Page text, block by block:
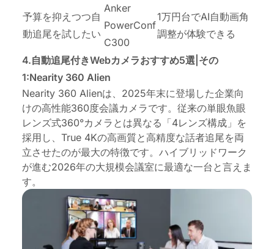
予算を抑えつつ自
動追尾を試したい
Anker
PowerConf
C300
1万円台でAI自動画角
調整が体験できる
4.自動追尾付きWebカメラおすすめ5選|その
1:Nearity 360 Alien
Nearity 360 Alienは、2025年末に登場した企業向
けの高性能360度会議カメラです。従来の単眼魚眼
レンズ式360°カメラとは異なる「4レンズ構成」を
採用し、True 4Kの高画質と高精度な話者追尾を両
立させたのが最大の特徴です。ハイブリッドワーク
が進む2026年の大規模会議室に最適な一台と言えま
す。